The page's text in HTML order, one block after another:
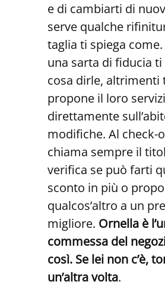
e di cambiarti di
serve qualche
taglia ti spiega come.
una sarta di fiducia
cosa dirle, altrimenti
propone il loro
direttamente
modifiche. Al check-
chiama sempre il
verifica se può farti
sconto in più o
qualcos’altro a un
migliore. Ornella è
commessa del
così. Se lei non c’è,
un’altra volta.